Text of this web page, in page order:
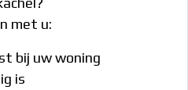
met u:
bij uw woning
is